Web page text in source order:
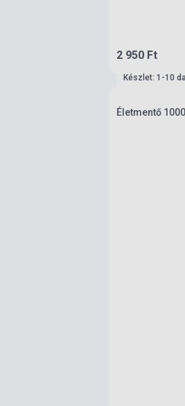
2 950 Ft
Készlet: 1-10
Életmentő